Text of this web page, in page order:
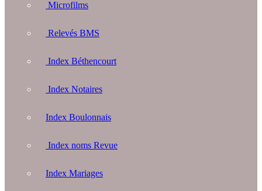
Microfilms
Relevés BMS
Index Béthencourt
Index Notaires
Index Boulonnais
Index noms Revue
Index Mariages